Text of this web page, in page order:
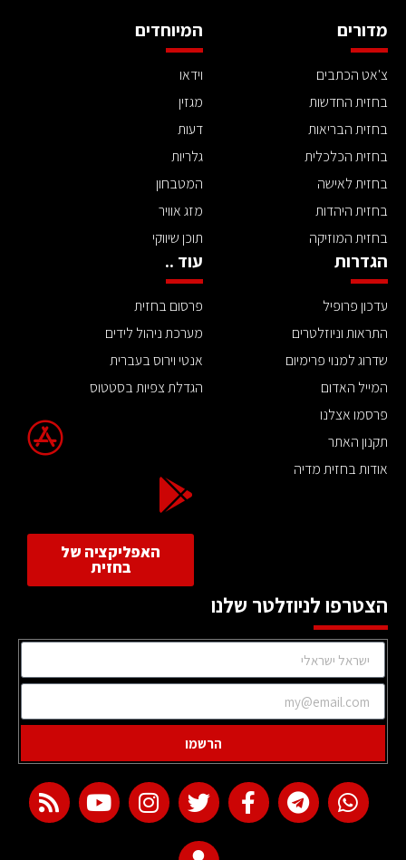
מדורים
צ'אט הכתבים
בחזית החדשות
בחזית הבריאות
בחזית הכלכלית
בחזית לאישה
בחזית היהדות
בחזית המוזיקה
המיוחדים
וידאו
מגזין
דעות
גלריות
המטבחון
מזג אוויר
תוכן שיווקי
הגדרות
עדכון פרופיל
התראות וניוזלטרים
שדרוג למנוי פרימיום
המייל האדום
פרסמו אצלנו
תקנון האתר
אודות בחזית מדיה
עוד ..
פרסום בחזית
מערכת ניהול לידים
אנטי וירוס בעברית
הגדלת צפיות בסטטוס
האפליקציה של
בחזית
הצטרפו לניוזלטר שלנו
הרשמו